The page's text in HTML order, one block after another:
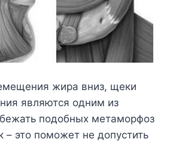
жира вниз, щеки
являются одним из
подобных метаморфоз
это поможет не допустить